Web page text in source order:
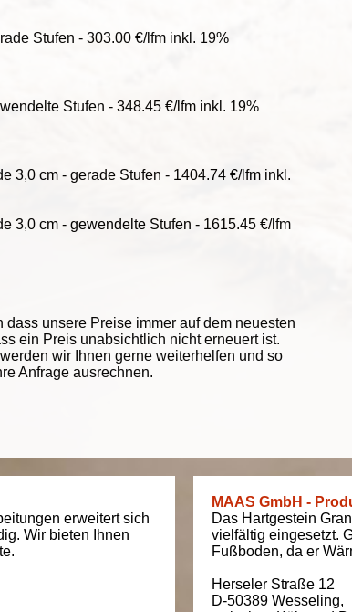
Stufen - 303.00 €/lfm inkl. 19%
Stufen - 348.45 €/lfm inkl. 19%
3,0 cm - gerade Stufen - 1404.74 €/lfm inkl.
3,0 cm - gewendelte Stufen - 1615.45 €/lfm
unsere Preise immer auf dem neuesten
ein Preis unabsichtlich nicht erneuert ist.
wir Ihnen gerne weiterhelfen und so
Anfrage ausrechnen.
erweitert sich
Wir bieten Ihnen
MAAS GmbH -
Das Hartgestein
vielfältig eingesetzt.
Fußboden, da er
Herseler Straße 12
D-50389 Wesseling,